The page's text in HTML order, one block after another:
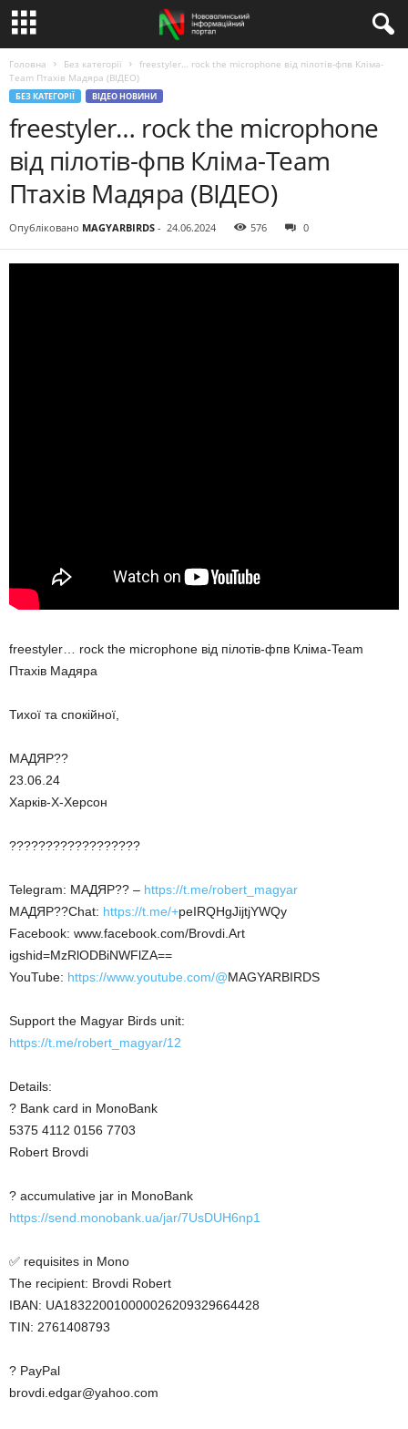
Головна Без категорії
freestyler… rock the microphone від пілотів-фпв Кліма-
Team Птахів Мадяра (ВІДЕО)
БЕЗ КАТЕГОРІЇ ВІДЕО НОВИНИ
freestyler… rock the microphone
від пілотів-фпв Кліма-Team
Птахів Мадяра (ВІДЕО)
Опубліковано MAGYARBIRDS - 24.06.2024 576 0
freestyler… rock the microphone від пілотів-фпв Кліма-Team
Птахів Мадяра
Тихої та спокійної,
МАДЯР??
23.06.24
Харків-Х-Херсон
??????????????????
Telegram: МАДЯР?? – https://t.me/robert_magyar
МАДЯР??Chat: https://t.me/+peIRQHgJijtjYWQy
Facebook: www.facebook.com/Brovdi.Art
igshid=MzRlODBiNWFlZA==
YouTube: https://www.youtube.com/@MAGYARBIRDS
Support the Magyar Birds unit:
https://t.me/robert_magyar/12
Details:
? Bank card in MonoBank
5375 4112 0156 7703
Robert Brovdi
? accumulative jar in MonoBank
https://send.monobank.ua/jar/7UsDUH6np1
✅ requisites in Mono
The recipient: Brovdi Robert
IBAN: UA183220010000026209329664428
TIN: 2761408793
? PayPal
brovdi.edgar@yahoo.com